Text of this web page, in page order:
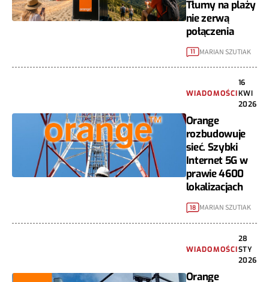
Tłumy na plaży
nie zerwą
połączenia
11 MARIAN SZUTIAK
WIADOMOŚCI
16
KWI
2026
Orange
rozbudowuje
sieć. Szybki
Internet 5G w
prawie 4600
lokalizacjach
18 MARIAN SZUTIAK
WIADOMOŚCI
28
STY
2026
Orange